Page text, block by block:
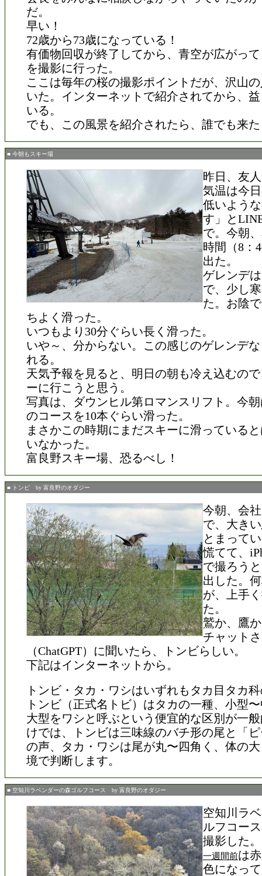
だ。
早い！
72歳から73歳になっている！
有価物回収が終了してから、青空が広がっ
を撮影に行った。
ここは毎年の桜の撮影ポイントだが、沢山
いた。インターネットで紹介されてから、
いる。
でも、この風景を紹介されたら、誰でも来
■ 今朝もスキー場
昨日、友
気温は今
低いよう
す」と
で。今朝
時間（8：
出た。
ゲレンデ
で、少し
た。お陰
ちよく滑った。
いつもより30分ぐらい長く滑った。
いや～、分からない。この感じのゲレンデ
れる。
天気予報を見ると、明日の朝も冷え込むの
ーに行こうと思う。
写真は、ダウンヒル第ロマンスリフト。今
のコースを10本ぐらい滑った。
まさかこの時期にまだスキーに滑っている
いなかった。
富良野スキー場、恐るべし！
■ トンビ by 富良野のオダジー
今朝、会
で、大き
とまって
慌てて、
で撮ろう
出した。
が、上手
た。
鷲か、鷹
チャット
（ChatGPT）に聞いたら、トンビらしい。
下記はインターネットから。
トンビ・タカ・ワシはいずれもタカ目タカ
トンビ（正式名トビ）はタカの一種、小型
大型をワシと呼ぶという便宜的な区別が一
けでは、トンビは三味線のバチ形の尾と「
の声、タカ・ワシは尾が丸〜四角く、体の
境で判断します。
■ 空知川ラベンダーの森ゴルフコース by 富良野のオダジー
空知川ラ
ルフコー
撮影した。
一週間前は
色になっ